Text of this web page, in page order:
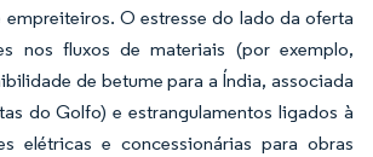
O estresse do lado da oferta
nos fluxos de materiais (por exemplo,
de betume para a Índia, associada
do Golfo) e estrangulamentos ligados à
elétricas e concessionárias para obras